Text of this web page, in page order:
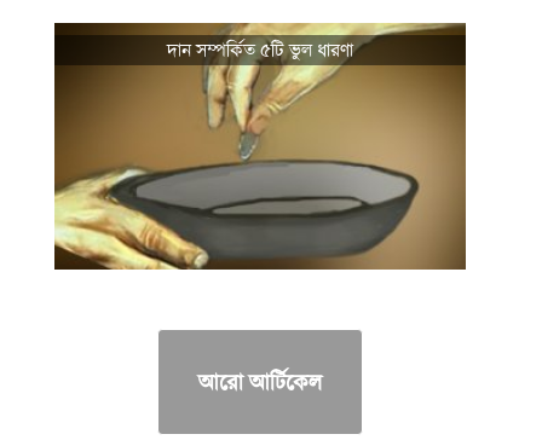
দান সম্পর্কিত ৫টি ভুল ধারণা
আরো আর্টিকেল